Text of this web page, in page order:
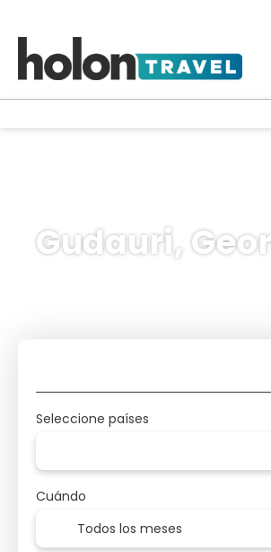
Gudauri,
Seleccione países
Cuándo